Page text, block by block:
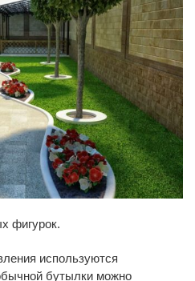
фигурок.
используются
бутылки можно